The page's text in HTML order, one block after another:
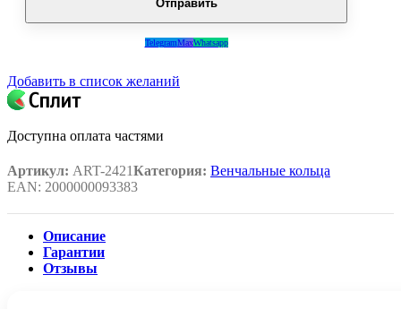
TelegramMaxWhatsapp
Добавить в список желаний
Доступна оплата частями
Артикул: ART-2421Категория: Венчальные кольца
EAN: 2000000093383
Описание
Гарантии
Отзывы